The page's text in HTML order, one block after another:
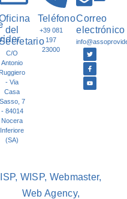
del
C/O
Antonio
Ruggiero
- Via
Casa
Sasso, 7
- 84014
Nocera
Inferiore
(SA)
Teléfono
+39 081
197
23000
Correo
electrónico
ISP, WISP, Webmaster,
Web Agency,